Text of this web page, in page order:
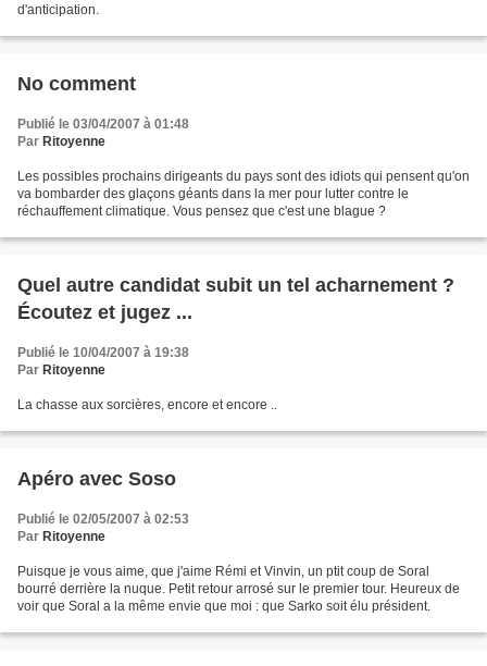
d'anticipation.
No comment
Publié le 03/04/2007 à 01:48
Par Ritoyenne
Les possibles prochains dirigeants du pays sont des idiots qui pensent qu'on
va bombarder des glaçons géants dans la mer pour lutter contre le
réchauffement climatique. Vous pensez que c'est une blague ?
Quel autre candidat subit un tel acharnement ?
Écoutez et jugez ...
Publié le 10/04/2007 à 19:38
Par Ritoyenne
La chasse aux sorcières, encore et encore ..
Apéro avec Soso
Publié le 02/05/2007 à 02:53
Par Ritoyenne
Puisque je vous aime, que j'aime Rémi et Vinvin, un ptit coup de Soral
bourré derrière la nuque. Petit retour arrosé sur le premier tour. Heureux de
voir que Soral a la même envie que moi : que Sarko soit élu président.